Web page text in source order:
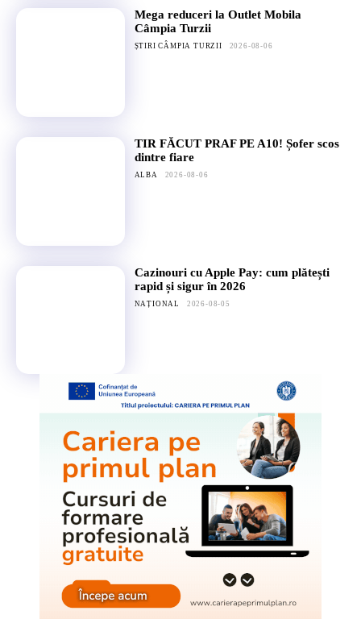
Mega reduceri la Outlet Mobila
Câmpia Turzii
ȘTIRI CÂMPIA TURZII 2026-08-06
TIR FĂCUT PRAF PE A10! Șofer scos
dintre fiare
ALBA 2026-08-06
Cazinouri cu Apple Pay: cum plătești
rapid și sigur în 2026
NAȚIONAL 2026-08-05